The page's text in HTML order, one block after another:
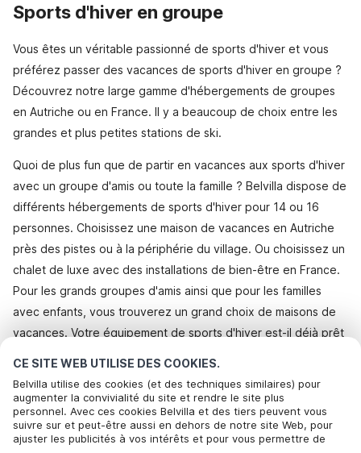
CE SITE WEB UTILISE DES COOKIES.
Belvilla utilise des cookies (et des techniques similaires) pour
augmenter la convivialité du site et rendre le site plus
personnel. Avec ces cookies Belvilla et des tiers peuvent vous
suivre sur et peut-être aussi en dehors de notre site Web, pour
ajuster les publicités à vos intérêts et pour vous permettre de
Sports d'hiver en groupe
Vous êtes un véritable passionné de sports d'hiver et vous
préférez passer des vacances de sports d'hiver en groupe ?
Découvrez notre large gamme d'hébergements de groupes
en Autriche ou en France. Il y a beaucoup de choix entre les
grandes et plus petites stations de ski.
Quoi de plus fun que de partir en vacances aux sports d'hiver
avec un groupe d'amis ou toute la famille ? Belvilla dispose de
différents hébergements de sports d'hiver pour 14 ou 16
personnes. Choisissez une maison de vacances en Autriche
près des pistes ou à la périphérie du village. Ou choisissez un
chalet de luxe avec des installations de bien-être en France.
Pour les grands groupes d'amis ainsi que pour les familles
avec enfants, vous trouverez un grand choix de maisons de
vacances. Votre équipement de sports d'hiver est-il déjà prêt
Tous les choix de maisons de vacances pour les sports